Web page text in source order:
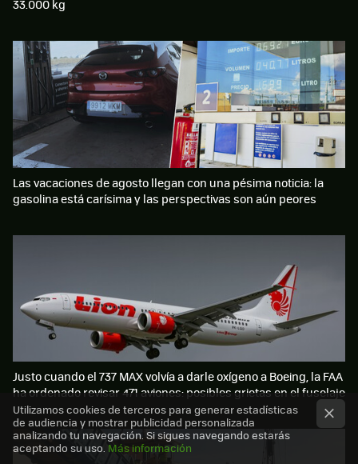
33.000 kg
Las vacaciones de agosto llegan con una pésima noticia: la
gasolina está carísima y las perspectivas son aún peores
Justo cuando el 737 MAX volvía a darle oxígeno a Boeing, la FAA
ha ordenado revisar 471 aviones: posibles grietas en el fuselaje
Utilizamos cookies de terceros para generar estadísticas
de audiencia y mostrar publicidad personalizada
analizando tu navegación. Si sigues navegando estarás
aceptando su uso. Más información